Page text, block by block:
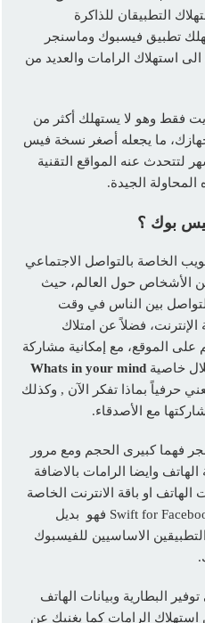
التطبيقان للذاكرة
تطبيق فيسبوك وماسنجر
الى استهلاك الرامات والعديد من
يأتي بحجم 6 ميغا بايت فقط وهو لا يستهلك أكثر من
جهازك، ما يجعله أصغر نسخة فيس
لتتحدث عنه المواقع التقنية
المحاولة الجيدة.
بوك ؟
الخاصة بالتواصل الاجتماعي
الأشخاص حول العالم، حيث
التواصل بين الناس في وقت
فضلاً عن امتلاك
الموقع، مع إمكانية مشاركة
خاصيةWhats in your mind
حرفياً بماذا تفكر الآن , وكذلك
مع الأصدقاء.
فهما كبيرى الحجم ومع مرور
وايضا الرامات بالاضافة
او باقة الانترنت الخاصة
بك, لاكن استخدام تطبيق Swift for Facebook Lite فهو بديل
الاساسيين للفيسبوك
البطارية وبيانات الهاتف
الرامات كما يغنيك عن